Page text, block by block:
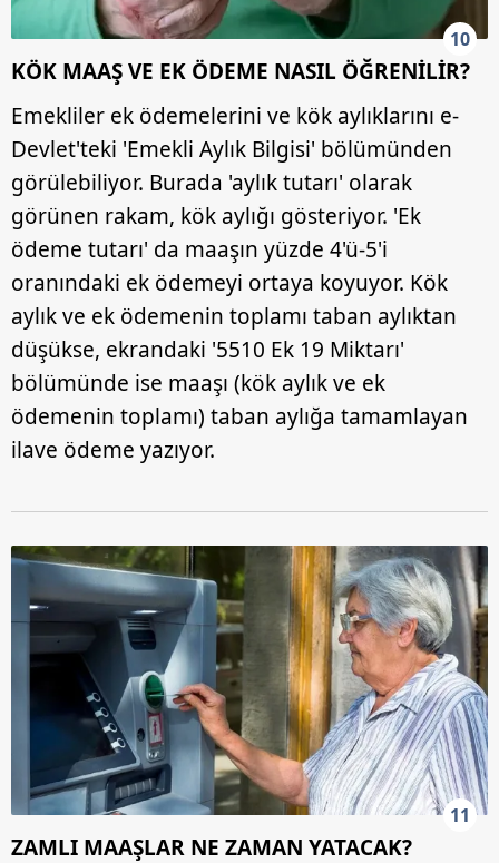
10
KÖK MAAŞ VE EK ÖDEME NASIL ÖĞRENİLİR?
Emekliler ek ödemelerini ve kök aylıklarını e-
Devlet'teki 'Emekli Aylık Bilgisi' bölümünden
görülebiliyor. Burada 'aylık tutarı' olarak
görünen rakam, kök aylığı gösteriyor. 'Ek
ödeme tutarı' da maaşın yüzde 4'ü-5'i
oranındaki ek ödemeyi ortaya koyuyor. Kök
aylık ve ek ödemenin toplamı taban aylıktan
düşükse, ekrandaki '5510 Ek 19 Miktarı'
bölümünde ise maaşı (kök aylık ve ek
ödemenin toplamı) taban aylığa tamamlayan
ilave ödeme yazıyor.
11
ZAMLI MAAŞLAR NE ZAMAN YATACAK?